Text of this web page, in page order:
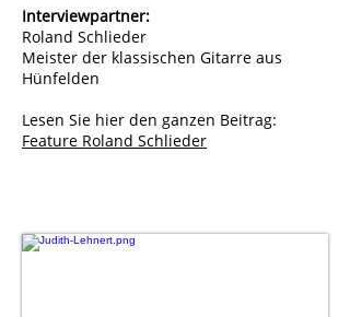
Interviewpartner:
Roland Schlieder
Meister der klassischen Gitarre aus
Hünfelden
Lesen Sie hier den ganzen Beitrag:
Feature Roland Schlieder